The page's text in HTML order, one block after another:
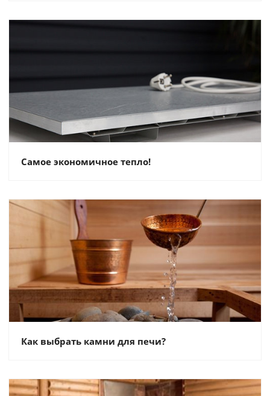
Самое экономичное тепло!
Как выбрать камни для печи?